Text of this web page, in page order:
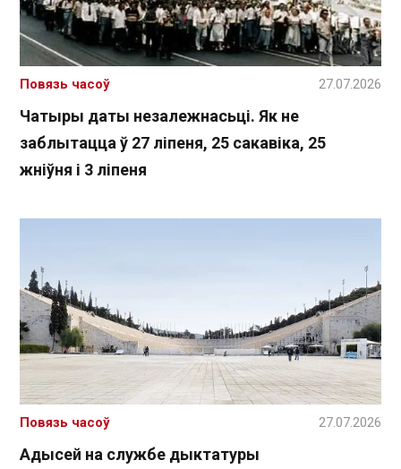
Чатыры даты незалежнасьці. Як не
заблытацца ў 27 ліпеня, 25 сакавіка, 25
жніўня і 3 ліпеня
Повязь часоў 27.07.2026
Адысей на службе дыктатуры
Повязь часоў 27.07.2026